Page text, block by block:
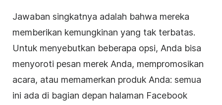
Jawaban singkatnya adalah bahwa mereka
memberikan kemungkinan yang tak terbatas.
Untuk menyebutkan beberapa opsi, Anda bisa
menyoroti pesan merek Anda, mempromosikan
acara, atau memamerkan produk Anda: semua
ini ada di bagian depan halaman Facebook